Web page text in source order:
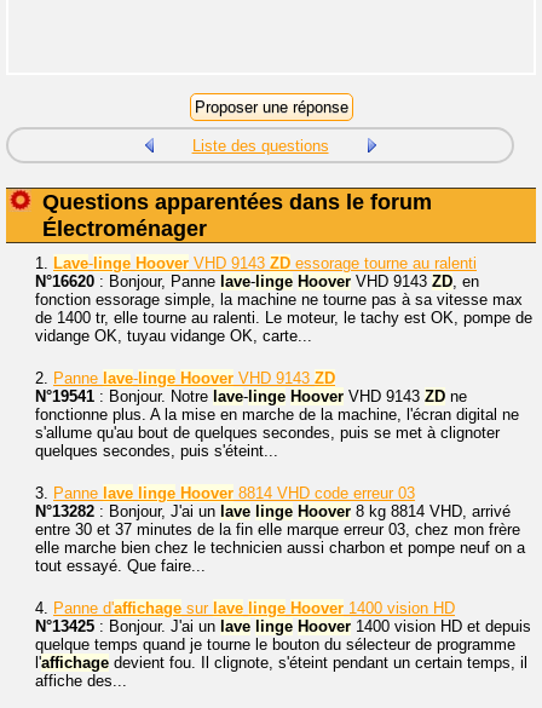
Liste des questions
Questions apparentées dans le forum
Électroménager
1. Lave- linge Hoover VHD 9143 ZD essorage tourne au ralenti
N°16620 : Bonjour, Panne lave- linge Hoover VHD 9143 ZD, en
fonction essorage simple, la machine ne tourne pas à sa vitesse max
de 1400 tr, elle tourne au ralenti. Le moteur, le tachy est OK, pompe de
vidange OK, tuyau vidange OK, carte...
2. Panne lave- linge Hoover VHD 9143 ZD
N°19541 : Bonjour. Notre lave- linge Hoover VHD 9143 ZD ne
fonctionne plus. A la mise en marche de la machine, l'écran digital ne
s'allume qu'au bout de quelques secondes, puis se met à clignoter
quelques secondes, puis s'éteint...
3. Panne lave linge Hoover 8814 VHD code erreur 03
N°13282 : Bonjour, J'ai un lave linge Hoover 8 kg 8814 VHD, arrivé
entre 30 et 37 minutes de la fin elle marque erreur 03, chez mon frère
elle marche bien chez le technicien aussi charbon et pompe neuf on a
tout essayé. Que faire...
4. Panne d'affichage sur lave linge Hoover 1400 vision HD
N°13425 : Bonjour. J'ai un lave linge Hoover 1400 vision HD et depuis
quelque temps quand je tourne le bouton du sélecteur de programme
l'affichage devient fou. Il clignote, s'éteint pendant un certain temps, il
affiche des...